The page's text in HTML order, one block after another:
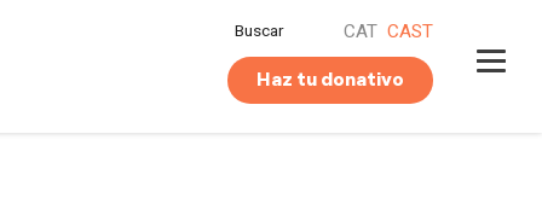
Buscar CAT CAST
Haz tu donativo